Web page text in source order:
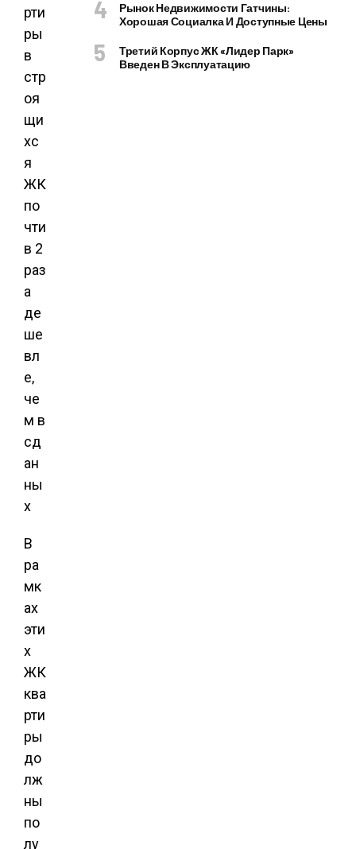
В
ра
мк
ах
эти
х
ЖК
ква
рти
ры
до
лж
ны
по
лу
Рынок Недвижимости Гатчины:
Хорошая Социалка И Доступные Цены
Третий Корпус ЖК «Лидер Парк»
Введен В Эксплуатацию